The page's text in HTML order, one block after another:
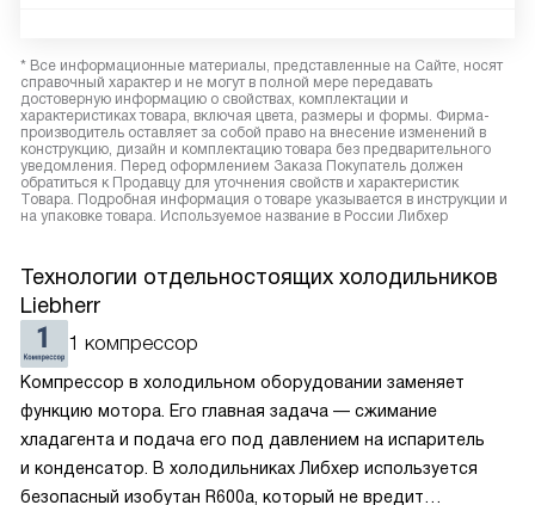
* Все информационные материалы, представленные на Сайте, носят
справочный характер и не могут в полной мере передавать
достоверную информацию о свойствах, комплектации и
характеристиках товара, включая цвета, размеры и формы. Фирма-
производитель оставляет за собой право на внесение изменений в
конструкцию, дизайн и комплектацию товара без предварительного
уведомления. Перед оформлением Заказа Покупатель должен
обратиться к Продавцу для уточнения свойств и характеристик
Товара. Подробная информация о товаре указывается в инструкции и
на упаковке товара. Используемое название в России Либхер
Технологии отдельностоящих холодильников
Liebherr
1 компрессор
Компрессор в холодильном оборудовании заменяет
функцию мотора. Его главная задача — сжимание
хладагента и подача его под давлением на испаритель
и конденсатор. В холодильниках Либхер используется
безопасный изобутан R600a, который не вредит